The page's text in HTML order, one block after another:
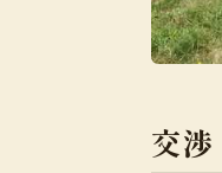
交渉